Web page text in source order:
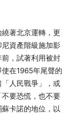
著北京運轉，更
資產階級施加影
，試著利用被封
在1965年尾聲的
人民戰爭」，或
要恐慌，也不要
卡諾的地位，以